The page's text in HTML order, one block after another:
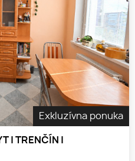
Exkluzívna ponuka
| TRENČÍN |